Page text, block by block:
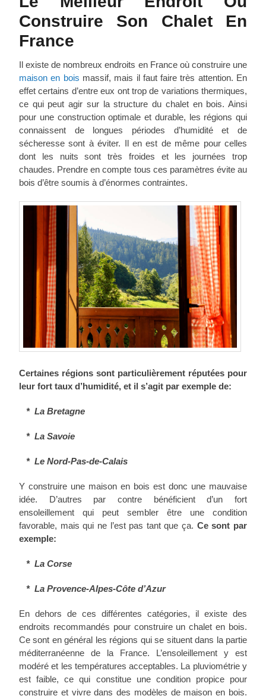
Construire Son Chalet En
France
Il existe de nombreux endroits en France où construire une
maison en bois massif, mais il faut faire très attention. En
effet certains d’entre eux ont trop de variations thermiques,
ce qui peut agir sur la structure du chalet en bois. Ainsi
pour une construction optimale et durable, les régions qui
connaissent de longues périodes d’humidité et de
sécheresse sont à éviter. Il en est de même pour celles
dont les nuits sont très froides et les journées trop
chaudes. Prendre en compte tous ces paramètres évite au
bois d’être soumis à d’énormes contraintes.
Certaines régions sont particulièrement réputées pour
leur fort taux d’humidité, et il s’agit par exemple de:
* La Bretagne
* La Savoie
* Le Nord-Pas-de-Calais
Y construire une maison en bois est donc une mauvaise
idée. D’autres par contre bénéficient d’un fort
ensoleillement qui peut sembler être une condition
favorable, mais qui ne l’est pas tant que ça. Ce sont par
exemple:
* La Corse
* La Provence-Alpes-Côte d’Azur
En dehors de ces différentes catégories, il existe des
endroits recommandés pour construire un chalet en bois.
Ce sont en général les régions qui se situent dans la partie
méditerranéenne de la France. L’ensoleillement y est
modéré et les températures acceptables. La pluviométrie y
est faible, ce qui constitue une condition propice pour
construire et vivre dans des modèles de maison en bois.